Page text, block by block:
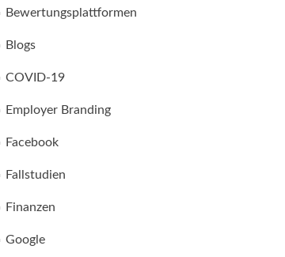
Bewertungsplattformen
Blogs
COVID-19
Employer Branding
Facebook
Fallstudien
Finanzen
Google